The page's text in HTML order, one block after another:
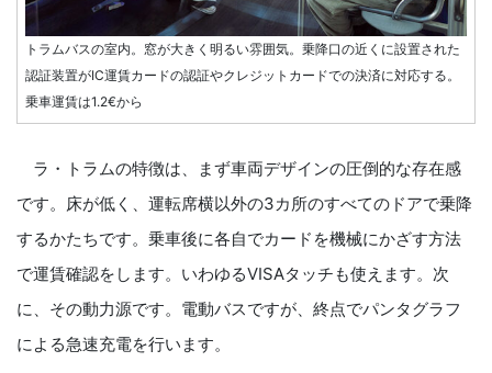
トラムバスの室内。窓が大きく明るい雰囲気。乗降口の近くに設置された
認証装置がIC運賃カードの認証やクレジットカードでの決済に対応する。
乗車運賃は1.2€から
ラ・トラムの特徴は、まず車両デザインの圧倒的な存在感
です。床が低く、運転席横以外の3カ所のすべてのドアで乗降
するかたちです。乗車後に各自でカードを機械にかざす方法
で運賃確認をします。いわゆるVISAタッチも使えます。次
に、その動力源です。電動バスですが、終点でパンタグラフ
による急速充電を行います。